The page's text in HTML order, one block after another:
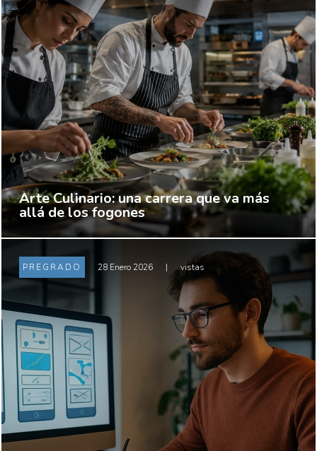
Arte Culinario: una carrera que va más
allá de los fogones
PREGRADO 28 Enero 2026 | vistas